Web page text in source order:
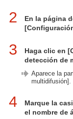
2
En la página
3 Haga clic en
detección de
Aparece la
multidifusión].
4
Marque la
el nombre de